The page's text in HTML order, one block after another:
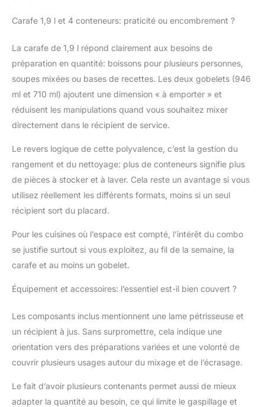
Carafe 1,9 l et 4 conteneurs: praticité ou encombrement ?
La carafe de 1,9 l répond clairement aux besoins de
préparation en quantité: boissons pour plusieurs personnes,
soupes mixées ou bases de recettes. Les deux gobelets (946
ml et 710 ml) ajoutent une dimension « à emporter » et
réduisent les manipulations quand vous souhaitez mixer
directement dans le récipient de service.
Le revers logique de cette polyvalence, c’est la gestion du
rangement et du nettoyage: plus de conteneurs signifie plus
de pièces à stocker et à laver. Cela reste un avantage si vous
utilisez réellement les différents formats, moins si un seul
récipient sort du placard.
Pour les cuisines où l’espace est compté, l’intérêt du combo
se justifie surtout si vous exploitez, au fil de la semaine, la
carafe et au moins un gobelet.
Équipement et accessoires: l’essentiel est-il bien couvert ?
Les composants inclus mentionnent une lame pétrisseuse et
un récipient à jus. Sans surpromettre, cela indique une
orientation vers des préparations variées et une volonté de
couvrir plusieurs usages autour du mixage et de l’écrasage.
Le fait d’avoir plusieurs contenants permet aussi de mieux
adapter la quantité au besoin, ce qui limite le gaspillage et